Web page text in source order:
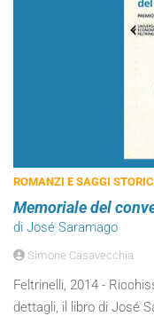
ROMANZI E SAGGI
Memoriale del
di José Saramago
Simone Casavecchia
Feltrinelli, 2014 -
dettagli, il libro di José